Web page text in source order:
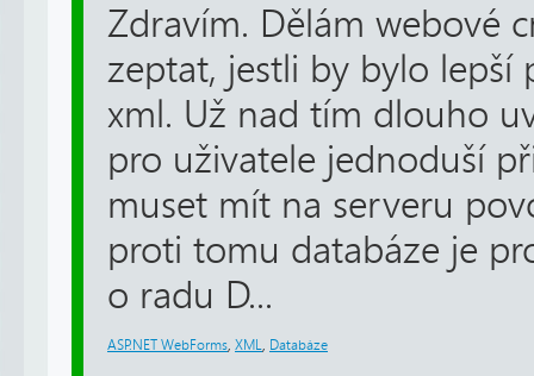
Zdravím. Dělám webové
zeptat, jestli by bylo lepší
xml. Už nad tím dlouho
pro uživatele jednoduší
muset mít na serveru
proti tomu databáze je
o radu D...
ASP.NET WebForms XML Databáze